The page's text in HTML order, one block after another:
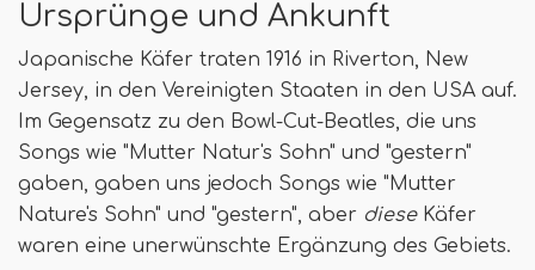
Ursprünge und Ankunft
Japanische Käfer traten 1916 in Riverton, New
Jersey, in den Vereinigten Staaten in den USA auf.
Im Gegensatz zu den Bowl-Cut-Beatles, die uns
Songs wie "Mutter Natur's Sohn" und "gestern"
gaben, gaben uns jedoch Songs wie "Mutter
Nature's Sohn" und "gestern", aber dieseKäfer
waren eine unerwünschte Ergänzung des Gebiets.